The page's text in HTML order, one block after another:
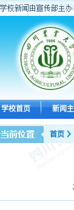
学校首页 新闻
首页